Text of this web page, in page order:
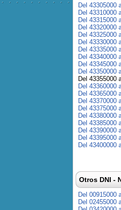
Del 43305000
Del 43310000
Del 43315000
Del 43320000
Del 43325000
Del 43330000
Del 43335000
Del 43340000
Del 43345000
Del 43350000
Del 43355000
Del 43360000
Del 43365000
Del 43370000
Del 43375000
Del 43380000
Del 43385000
Del 43390000
Del 43395000
Del 43400000
Otros DNI -
Del 00915000
Del 02455000